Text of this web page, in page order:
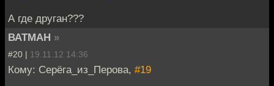
А где друган???
ВАТМАН »
#20 | 19.11.12 14:36
Кому: Серёга_из_Перова, #19